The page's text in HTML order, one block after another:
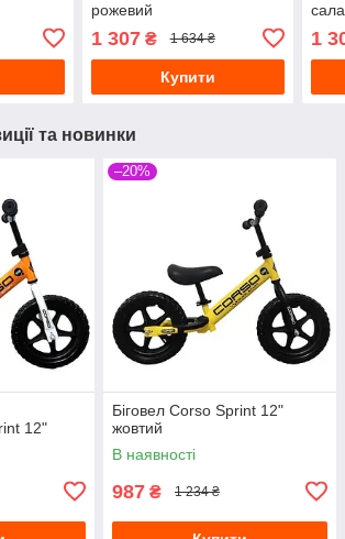
рожевий
1 307₴ 1 634 ₴
Купити
1
та новинки
12"
–20%
Біговел Corso Sprint 12"
жовтий
В наявності
987 ₴ 1 234 ₴